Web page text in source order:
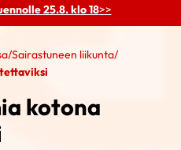
25.8. klo 18>>
/Sairastuneen liikunta/
kotona